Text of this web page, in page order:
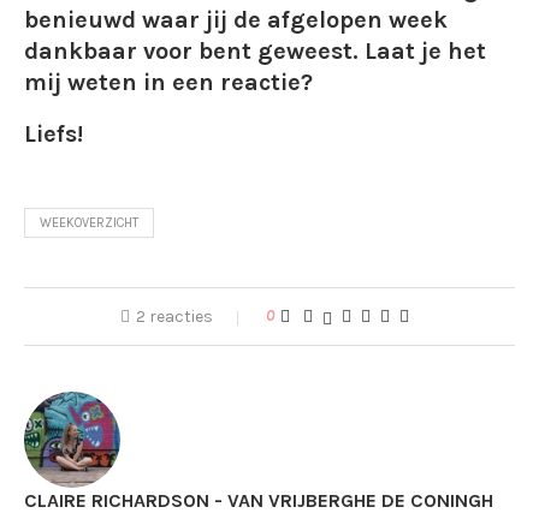
benieuwd waar jij de afgelopen week
dankbaar voor bent geweest. Laat je het
mij weten in een reactie?
Liefs!
WEEKOVERZICHT
2 reacties 0
CLAIRE RICHARDSON - VAN VRIJBERGHE DE CONINGH